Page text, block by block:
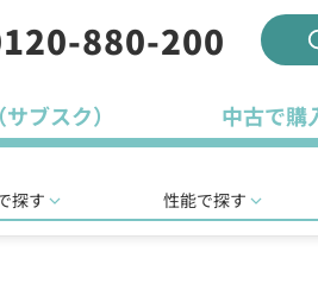
880-200
ブスク） 中古で購
探す 性能で探す